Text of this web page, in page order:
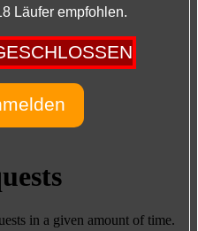
Läufer empfohlen.